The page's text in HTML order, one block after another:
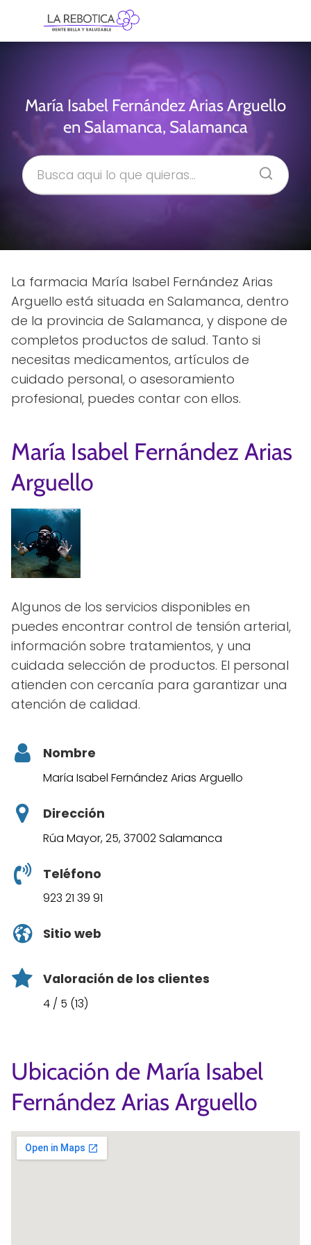
María Isabel Fernández Arias Arguello
en Salamanca, Salamanca
La farmacia María Isabel Fernández Arias
Arguello está situada en Salamanca, dentro
de la provincia de Salamanca, y dispone de
completos productos de salud. Tanto si
necesitas medicamentos, artículos de
cuidado personal, o asesoramiento
profesional, puedes contar con ellos.
María Isabel Fernández Arias
Arguello
Algunos de los servicios disponibles en
puedes encontrar control de tensión arterial,
información sobre tratamientos, y una
cuidada selección de productos. El personal
atienden con cercanía para garantizar una
atención de calidad.
Nombre
María Isabel Fernández Arias Arguello
Dirección
Rúa Mayor, 25, 37002 Salamanca
Teléfono
923 21 39 91
Sitio web
Valoración de los clientes
4 / 5 (13)
Ubicación de María Isabel
Fernández Arias Arguello